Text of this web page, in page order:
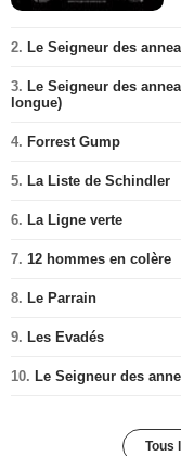
2. Le Seigneur des
3. Le Seigneur des
longue)
4. Forrest Gump
5. La Liste de Schindler
6. La Ligne verte
7. 12 hommes en colère
8. Le Parrain
9. Les Evadés
10. Le Seigneur des
Tous